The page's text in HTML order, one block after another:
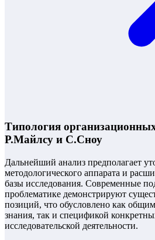
Типология
Р.Майлсу и С.Сноу
Дальнейший анализ предполагает
методологического аппарата и
базы исследования. Современные
проблематике демонстрируют
позиций, что обусловлено как
знания, так и спецификой
исследовательской деятельности.